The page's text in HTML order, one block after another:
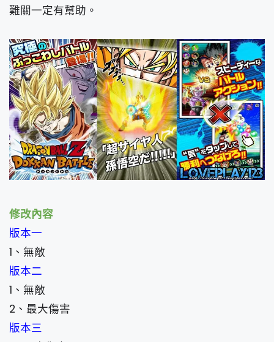
難關一定有幫助。
修改內容
版本一
1、無敵
版本二
1、無敵
2、最大傷害
版本三